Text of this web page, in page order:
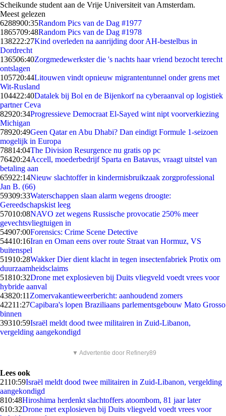
Scheikunde student aan de Vrije Universiteit van Amsterdam.
Meest gelezen
6288900:35Random Pics van de Dag #1977
1865709:48Random Pics van de Dag #1978
138222:27Kind overleden na aanrijding door AH-bestelbus in
Dordrecht
136506:40Zorgmedewerkster die 's nachts haar vriend bezocht terecht
ontslagen
105720:44Litouwen vindt opnieuw migrantentunnel onder grens met
Wit-Rusland
104422:40Datalek bij Bol en de Bijenkorf na cyberaanval op logistiek
partner Ceva
82920:34Progressieve Democraat El-Sayed wint nipt voorverkiezing
Michigan
78920:49Geen Qatar en Abu Dhabi? Dan eindigt Formule 1-seizoen
mogelijk in Europa
78814:04The Division Resurgence nu gratis op pc
76420:24Accell, moederbedrijf Sparta en Batavus, vraagt uitstel van
betaling aan
65922:14Nieuw slachtoffer in kindermisbruikzaak zorgprofessional
Jan B. (66)
59309:33Waterschappen slaan alarm wegens droogte:
Gereedschapskist leeg
57010:08NAVO zet wegens Russische provocatie 250% meer
gevechtsvliegtuigen in
54907:00Forensics: Crime Scene Detective
54410:16Iran en Oman eens over route Straat van Hormuz, VS
buitenspel
51910:28Wakker Dier dient klacht in tegen insectenfabriek Protix om
duurzaamheidsclaims
51810:32Drone met explosieven bij Duits vliegveld voedt vrees voor
hybride aanval
43820:11 Zomervakantieweerbericht: aanhoudend zomers
42211:27Capibara's lopen Braziliaans parlementsgebouw Mato Grosso
binnen
39310:59Israël meldt dood twee militairen in Zuid-Libanon,
vergelding aangekondigd
▼ Advertentie door Refinery89
Lees ook
2110:59Israël meldt dood twee militairen in Zuid-Libanon, vergelding
aangekondigd
810:48Hiroshima herdenkt slachtoffers atoombom, 81 jaar later
610:32Drone met explosieven bij Duits vliegveld voedt vrees voor